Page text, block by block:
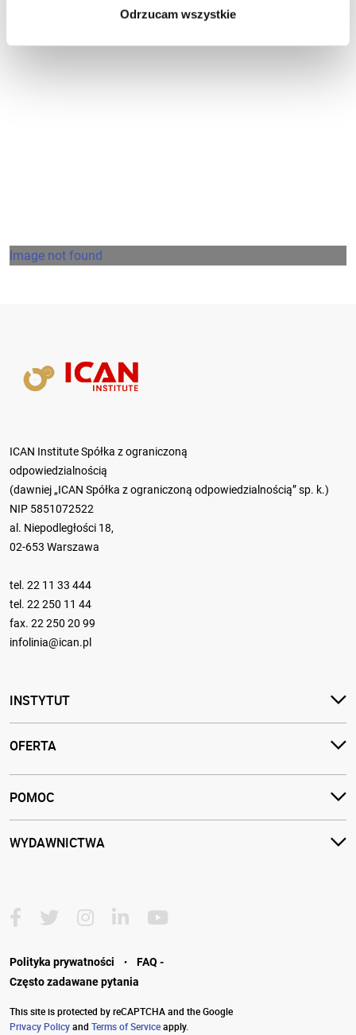
Odrzucam wszystkie
Image not found
ICAN Institute Spółka z ograniczoną
odpowiedzialnością
(dawniej „ICAN Spółka z ograniczoną odpowiedzialnością” sp. k.)
NIP 5851072522
al. Niepodległości 18,
02-653 Warszawa
tel. 22 11 33 444
tel. 22 250 11 44
fax. 22 250 20 99
infolinia@ican.pl
INSTYTUT
OFERTA
POMOC
WYDAWNICTWA
Polityka prywatności ·
FAQ -
Często zadawane pytania
This site is protected by reCAPTCHA and the Google
Privacy Policyand Terms of Serviceapply.